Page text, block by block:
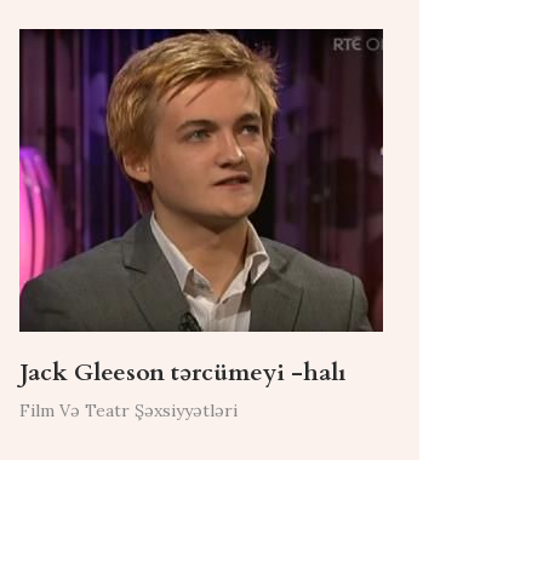
Jack Gleeson tərcümeyi -halı
Film Və Teatr Şəxsiyyətləri